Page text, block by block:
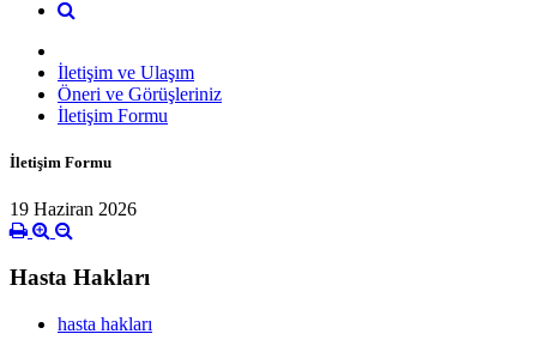
İletişim ve Ulaşım
Öneri ve Görüşleriniz
İletişim Formu
İletişim Formu
19 Haziran 2026
Hasta Hakları
hasta hakları